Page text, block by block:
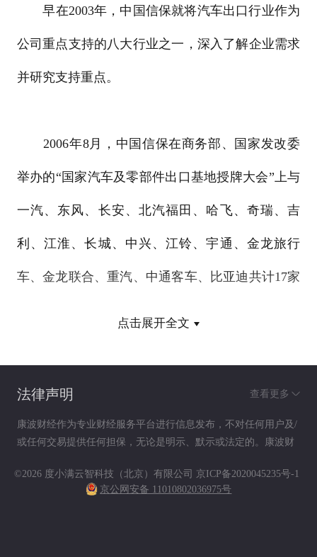
早在2003年，中国信保就将汽车出口行业作为
公司重点支持的八大行业之一，深入了解企业需求
并研究支持重点。
2006年8月，中国信保在商务部、国家发改委
举办的“国家汽车及零部件出口基地授牌大会”上与
一汽、东风、长安、北汽福田、哈飞、奇瑞、吉
利、江淮、长城、中兴、江铃、宇通、金龙旅行
车、金龙联合、重汽、中通客车、比亚迪共计17家
保签署全面合作协议的汽车企业已达22家。
点击展开全文
法律声明 查看更多
康波财经作为专业财经服务平台进行信息发布，不对任何用户及/
或任何交易提供任何担保，无论是明示、默示或法定的。康波财
链接）仅供参考（如：历史或预期收益不代表实际收益），不作
为任何法律文件，亦不构成任何邀约、投资建议或承诺，用户应
©2026 度小满云智科技（北京）有限公司 京ICP备2020045235号-1
京公网安备 11010802036975号